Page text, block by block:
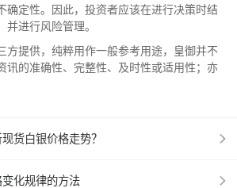
确定性。因此，投资者应该在进行决策时结
进行风险管理。
方提供，纯粹用作一般参考用途，皇御并不
讯的准确性、完整性、及时性或适用性；亦
货白银价格走势？
化规律的方法